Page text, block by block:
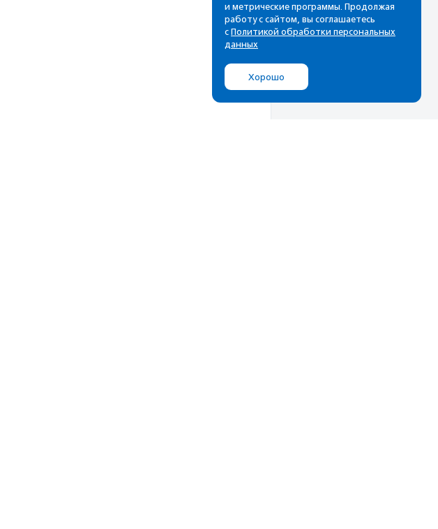
Рассылка
Cамые свежие новости,
почтовом ящике
и метрические программы. Продолжая
работу с сайтом, вы соглашаетесь
с Политикой обработки персональных
данных
Хорошо